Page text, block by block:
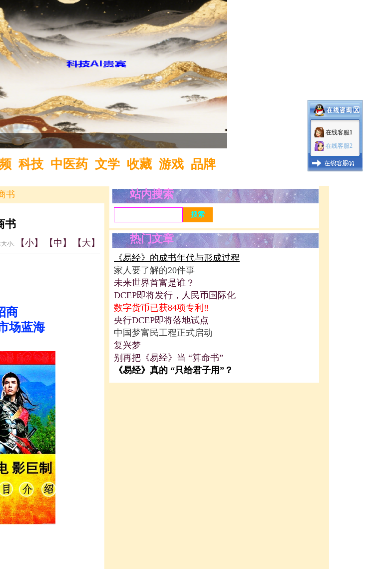
科技 中医药 文学 收藏 游戏 品牌
1 2 3
站内搜索
热门文章
《易经》的成书年代与形成过程
家人要了解的20件事
未来世界首富是谁？
DCEP即将发行，人民币国际化
数字货币已获84项专利‼️
央行DCEP即将落地试点
中国梦富民工程正式启动
复兴梦
别再把《易经》当 “算命书”
《易经》真的 “只给君子用”？
书
书
小: 【小】 【中】 【大】
商
场蓝海
在线客服1
在线客服2